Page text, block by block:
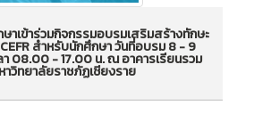
ศึกษาเข้าร่วมกิจกรรมอบรมเสริม
ษาอังกฤษ CEFR สำหรับนักศึกษา
สิงหาคม 2569 เวลา 08.00 -
าเข้าร่วมกิจกรรมอบรมเสริมสร้างทักษะ
สำหรับนักศึกษา วันที่อบรม 8 - 9
08.00 - 17.00 น. ณ อาคารเรียนรวม
าวิทยาลัยราชภัฏเชียงราย